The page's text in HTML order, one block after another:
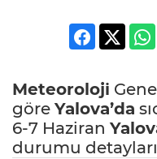
Meteoroloji
göre Yalova’da
6-7 Haziran
durumu